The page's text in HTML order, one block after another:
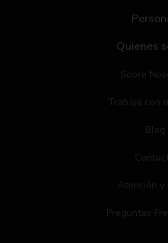
Quienes
Sobre
Trabaja con
Blog
Atención y
Preguntas